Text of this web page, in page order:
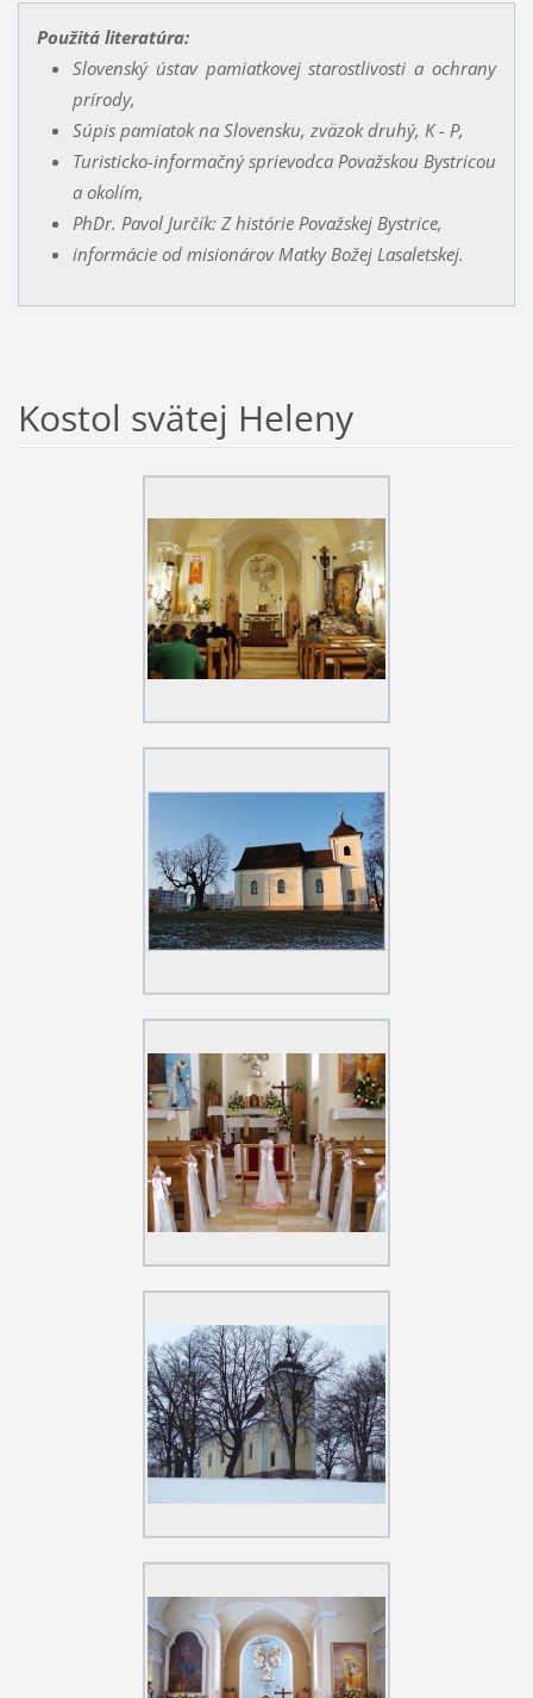
Použitá literatúra:
Slovenský ústav pamiatkovej starostlivosti a ochrany
prírody,
Súpis pamiatok na Slovensku, zväzok druhý, K - P,
Turisticko-informačný sprievodca Považskou Bystricou
a okolím,
PhDr. Pavol Jurčík: Z histórie Považskej Bystrice,
informácie od misionárov Matky Božej Lasaletskej.
Kostol svätej Heleny